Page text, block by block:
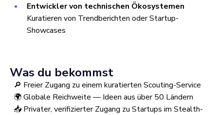
Entwickler von technischen Ökosystemen
Kuratieren von Trendberichten oder Startup-
Showcases
Was du bekommst
🔎 Freier Zugang zu einem kuratierten Scouting-Service
🌍 Globale Reichweite — Ideen aus über 50 Ländern
📥 Privater, verifizierter Zugang zu Startups im Stealth-